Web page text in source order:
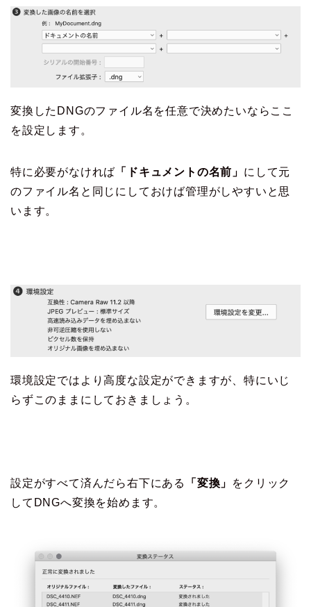
変換したDNGのファイル名を任意で決めたいならここ
を設定します。
特に必要がなければ 「ドキュメントの名前」 にして元
のファイル名と同じにしておけば管理がしやすいと思
います。
環境設定ではより高度な設定ができますが、特にいじ
らずこのままにしておきましょう。
設定がすべて済んだら右下にある 「変換」
をクリック
してDNGへ変換を始めます。